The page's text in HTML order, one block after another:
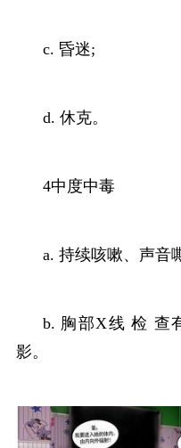
c. 昏迷;
d. 休克。
4中度中毒
a. 持续咳嗽、声音
b. 胸部X线 检 查
影。